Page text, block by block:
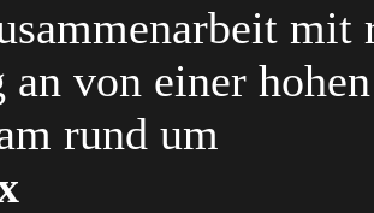
an von einer
rund um